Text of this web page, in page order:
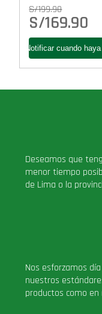
S/199.90
S/169.90
Deseamos que
menor tiempo
de Lima o la
Nos esforzamos
nuestros
productos como